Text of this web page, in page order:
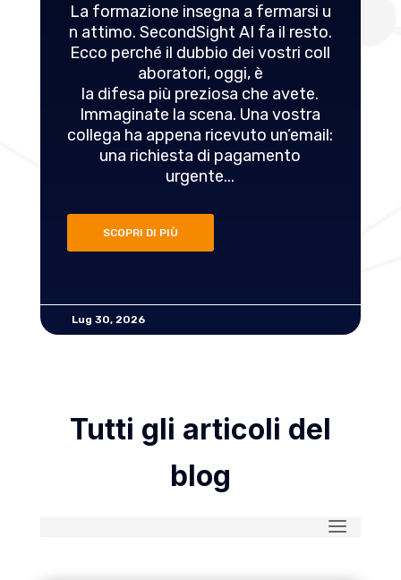
La formazione insegna a fermarsi u
n attimo. SecondSight AI fa il resto.
Ecco perché il dubbio dei vostri coll
aboratori, oggi, è
la difesa più preziosa che avete.
Immaginate la scena. Una vostra
collega ha appena ricevuto un’email:
una richiesta di pagamento
urgente...
SCOPRI DI PIÙ
Lug 30, 2026
Tutti gli articoli del
blog